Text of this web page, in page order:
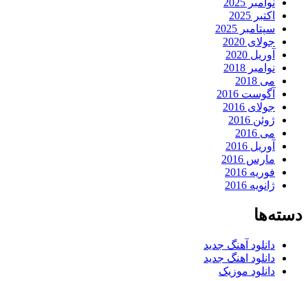
نوامبر 2025
اکتبر 2025
سپتامبر 2025
جولای 2020
آوریل 2020
نوامبر 2018
می 2018
آگوست 2016
جولای 2016
ژوئن 2016
می 2016
آوریل 2016
مارس 2016
فوریه 2016
ژانویه 2016
دسته‌ها
دانلود آهنگ جدید
دانلود اهنگ جدید
دانلود موزیک